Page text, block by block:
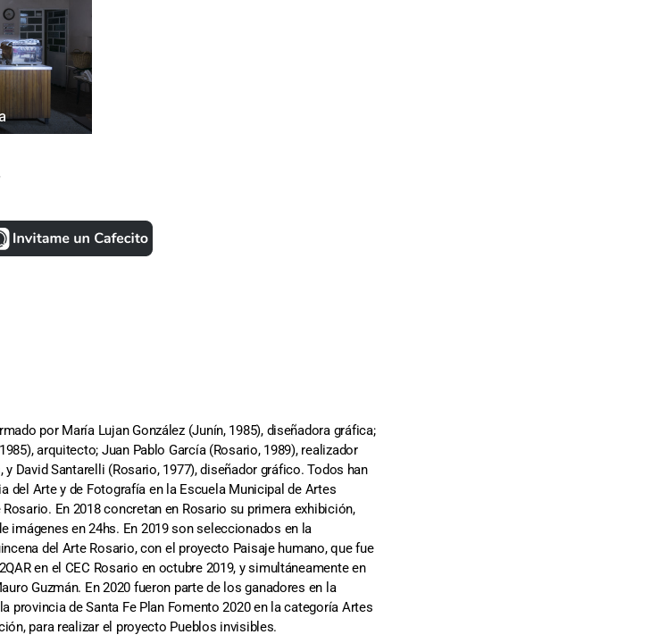
por María Lujan González (Junín, 1985), diseñadora gráfica;
arquitecto; Juan Pablo García (Rosario, 1989), realizador
David Santarelli (Rosario, 1977), diseñador gráfico. Todos han
del Arte y de Fotografía en la Escuela Municipal de Artes
En 2018 concretan en Rosario su primera exhibición,
imágenes en 24hs. En 2019 son seleccionados en la
del Arte Rosario, con el proyecto Paisaje humano, que fue
en el CEC Rosario en octubre 2019, y simultáneamente en
Guzmán. En 2020 fueron parte de los ganadores en la
provincia de Santa Fe Plan Fomento 2020 en la categoría Artes
para realizar el proyecto Pueblos invisibles.